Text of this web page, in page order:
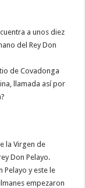
a unos diez
del Rey Don
de Covadonga
llamada así por
la Virgen de
Don Pelayo.
Pelayo y este le
empezaron